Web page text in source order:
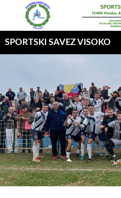
SPORTSKI SAVEZ VISOKO